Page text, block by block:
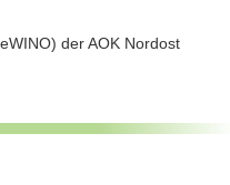
der AOK Nordost